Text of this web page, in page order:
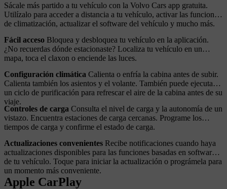
Sácale más partido a tu vehículo con la Volvo Cars app gratuita.
Utilízalo para acceder a distancia a tu vehículo, activar las funciones
de climatización, actualizar el software del vehículo y mucho más.
Fácil acceso
¿No recuerdas dónde estacionaste? Localiza tu vehículo en un
mapa, toca el claxon o enciende las luces.
Configuración climática Calienta o enfría la cabina antes de subir.
Calienta también los asientos y el volante. También puede ejecutar
un ciclo de purificación para refrescar el aire de la cabina antes de su
viaje.
Controles de carga Consulta el nivel de carga y la autonomía de un
vistazo. Encuentra estaciones de carga cercanas. Programe los
tiempos de carga y confirme el estado de carga.
Actualizaciones convenientes Recibe notificaciones cuando haya
actualizaciones disponibles para las funciones basadas en software
de tu vehículo. Toque para iniciar la actualización o prográmela para
un momento más conveniente.
Apple CarPlay